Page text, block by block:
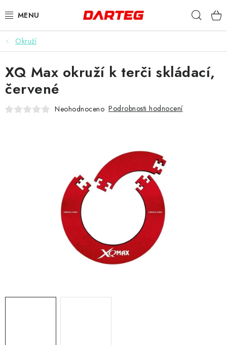
na
ŠIPKY
TERČE
DOPLŇKY K TERČI
PŘÍSLUŠENSTVÍ
Okruží
XQ Max okruží k terči skládací,
červené
Neohodnoceno Podrobnosti hodnocení